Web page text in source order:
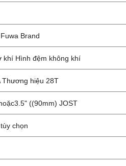
Brand
khí Hình đệm không khí
Thương hiệu 28T
((90mm) JOST
chọn